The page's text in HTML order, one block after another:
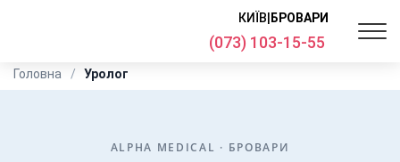
КИЇВ БРОВАРИ
(073) 103-15-55
Головна Уролог
ALPHA MEDICAL · БРОВАРИ